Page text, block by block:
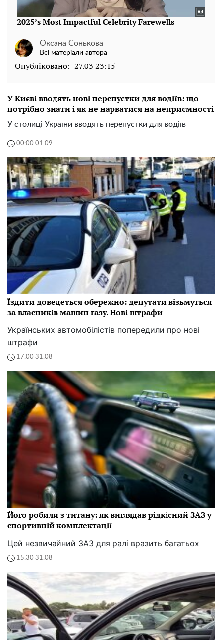
Оксана Сонькова
Всі матеріали автора
Опубліковано: 27.03 23:15
У Києві вводять нові перепустки для водіїв: що
потрібно знати і як не нарватися на неприємності
У столиці України вводять перепустки для водіїв
00:00 01.09
Їздити доведеться обережно: депутати візьмуться
за власників машин газу. Нові штрафи
Українських автомобілістів попередили про нові
штрафи
17:00 31.08
Його робили з титану: як виглядав рідкісний ЗАЗ у
спортивній комплектації
Цей незвичайний ЗАЗ для ралі вразить багатьох
15:30 31.08